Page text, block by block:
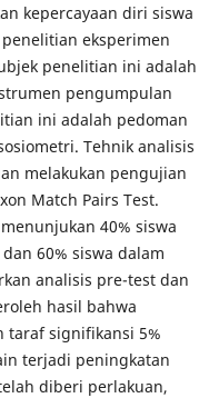
kepercayaan diri siswa
eksperimen
penelitian ini adalah
pengumpulan
ini adalah pedoman
Tehnik analisis
melakukan pengujian
Match Pairs Test.
40% siswa
60% siswa dalam
analisis pre-test dan
hasil bahwa
taraf signifikansi 5%
terjadi peningkatan
diberi perlakuan,